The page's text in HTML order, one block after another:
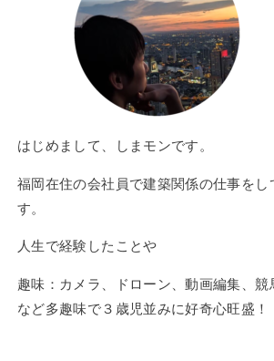
はじめまして、しまモンです。
福岡在住の会社員で建築関係の仕事をし
す。
人生で経験したことや
趣味：カメラ、ドローン、動画編集、競
など多趣味で３歳児並みに好奇心旺盛！